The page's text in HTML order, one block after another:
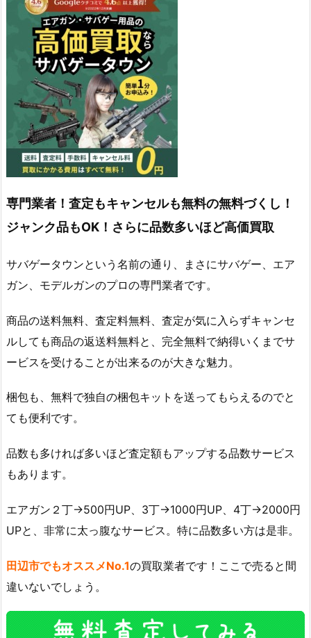
専門業者！査定もキャンセルも無料の無料づくし！
ジャンク品もOK！さらに品数多いほど高価買取
サバゲータウンという名前の通り、まさにサバゲー、エア
ガン、モデルガンのプロの専門業者です。
商品の送料無料、査定料無料、査定が気に入らずキャンセ
ルしても商品の返送料無料と、完全無料で納得いくまでサ
ービスを受けることが出来るのが大きな魅力。
梱包も、無料で独自の梱包キットを送ってもらえるのでと
ても便利です。
品数も多ければ多いほど査定額もアップする品数サービス
もあります。
エアガン２丁→500円UP、3丁→1000円UP、4丁→2000円
UPと、非常に太っ腹なサービス。特に品数多い方は是非。
田辺市でもオススメNo.1の買取業者です！ここで売ると間
違いないでしょう。